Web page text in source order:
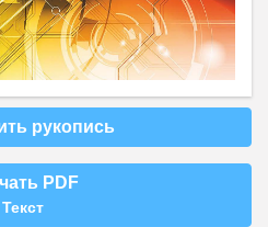
рукопись
PDF
Текст